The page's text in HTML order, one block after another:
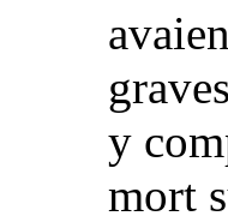
y
mort